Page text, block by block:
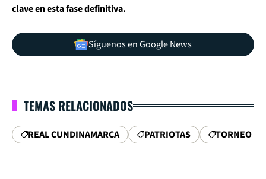
clave en esta fase definitiva.
Síguenos en Google News
TEMAS RELACIONADOS
REAL CUNDINAMARCA PATRIOTAS TORNEO